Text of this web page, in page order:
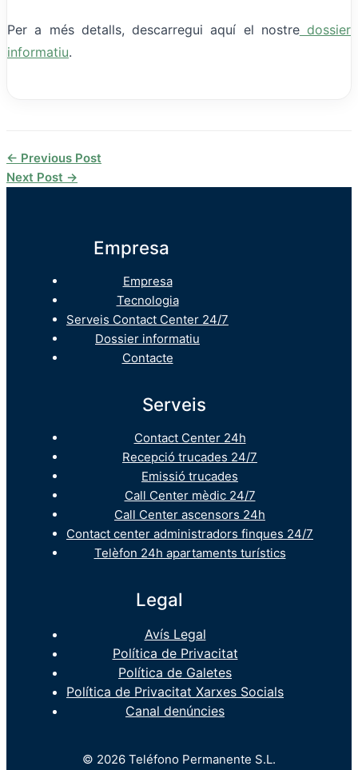
Per a més detalls, descarregui aquí el nostredossier
informatiu.
← Previous Post
Next Post →
Empresa
Empresa
Tecnologia
Serveis Contact Center 24/7
Dossier informatiu
Contacte
Serveis
Contact Center 24h
Recepció trucades 24/7
Emissió trucades
Call Center mèdic 24/7
Call Center ascensors 24h
Contact center administradors finques 24/7
Telèfon 24h apartaments turístics
Legal
Avís Legal
Política de Privacitat
Política de Galetes
Política de Privacitat Xarxes Socials
Canal denúncies
© 2026 Teléfono Permanente S.L.